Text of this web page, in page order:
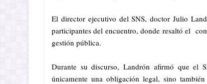
El director ejecutivo del SNS, doctor Julio
participantes del encuentro, donde resaltó el
gestión pública.
Durante su discurso, Landrón afirmó que el
únicamente una obligación legal, sino